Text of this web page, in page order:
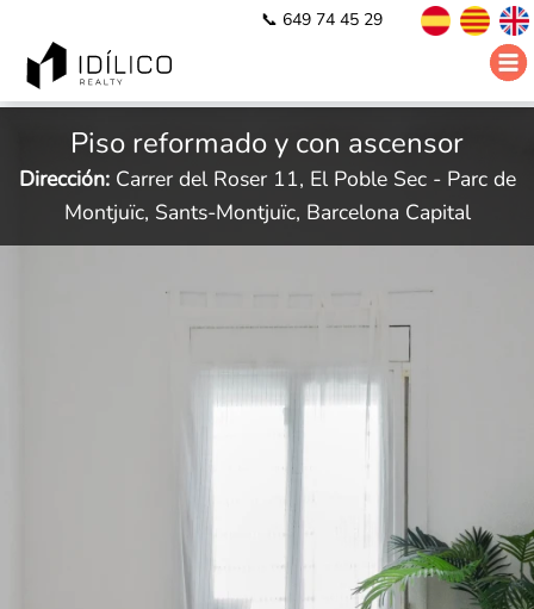
📞 649 74 45 29
Piso reformado y con ascensor
Dirección:Carrer del Roser 11, El Poble Sec - Parc de
Montjuïc, Sants-Montjuïc, Barcelona Capital